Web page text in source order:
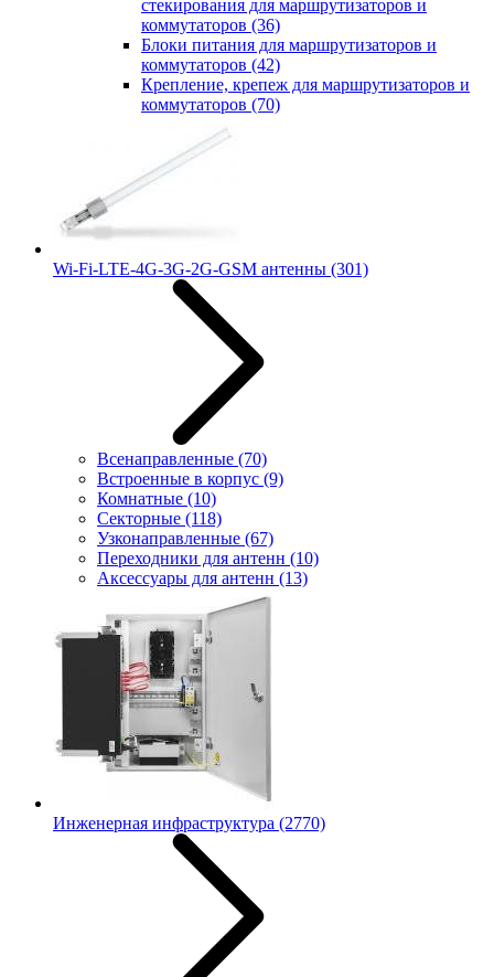
стекирования для маршрутизаторов и
коммутаторов (36)
Блоки питания для маршрутизаторов и
коммутаторов (42)
Крепление, крепеж для маршрутизаторов и
коммутаторов (70)
Wi-Fi-LTE-4G-3G-2G-GSM антенны (301)
Всенаправленные (70)
Встроенные в корпус (9)
Комнатные (10)
Секторные (118)
Узконаправленные (67)
Переходники для антенн (10)
Аксессуары для антенн (13)
Инженерная инфраструктура (2770)